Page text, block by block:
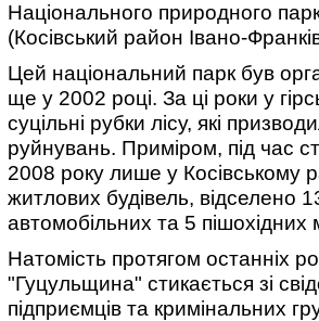
Національного природного
(Косівський район Івано-
Цей національний парк був
ще у 2002 році. За ці роки у
суцільні рубки лісу, які
руйнувань. Приміром, під час
2008 року лише у Косівському
житлових будівель,
автомобільних та 5 пішохідних
Натомість протягом останніх
"Гуцульщина" стикається зі
підприємців та кримінальних